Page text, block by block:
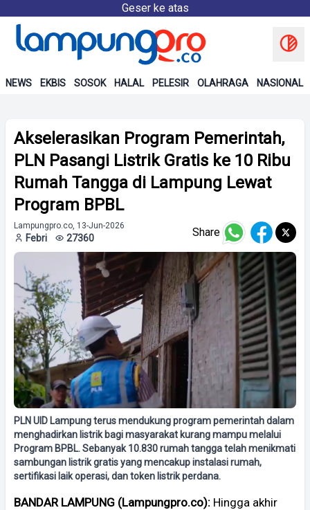
Geser ke atas
NEWS EKBIS SOSOK HALAL PELESIR OLAHRAGA NASIONAL
Akselerasikan Program Pemerintah,
PLN Pasangi Listrik Gratis ke 10 Ribu
Rumah Tangga di Lampung Lewat
Program BPBL
Lampungpro.co, 13-Jun-2026
Febri 27360 Share
PLN UID Lampung terus mendukung program pemerintah dalam
menghadirkan listrik bagi masyarakat kurang mampu melalui
Program BPBL. Sebanyak 10.830 rumah tangga telah menikmati
sambungan listrik gratis yang mencakup instalasi rumah,
sertifikasi laik operasi, dan token listrik perdana.
BANDAR LAMPUNG (Lampungpro.co): Hingga akhir